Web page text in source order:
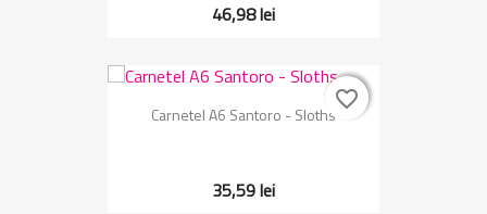
46,98 lei
Carnetel A6 Santoro - Sloths
35,59 lei
favorite_border
favorite_border